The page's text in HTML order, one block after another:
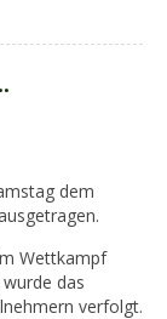
dem
Wettkampf
das
verfolgt.